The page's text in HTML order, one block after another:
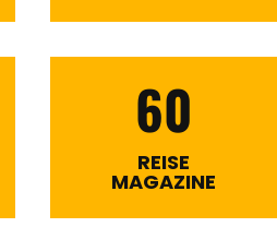
60
REISE
MAGAZINE